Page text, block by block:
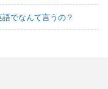
でなんて言うの？